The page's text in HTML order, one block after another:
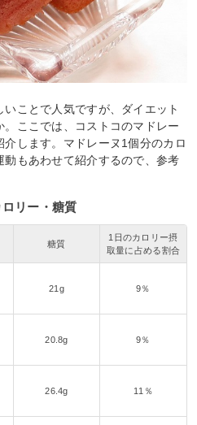
ことで人気ですが、ダイエット
ここでは、コストコのマドレー
します。マドレーヌ1個分のカロ
動もあわせて紹介するので、参考
リー・糖質
糖質
1日のカロリー摂
取量に占める割合
21g 9％
20.8g 9％
26.4g 11％